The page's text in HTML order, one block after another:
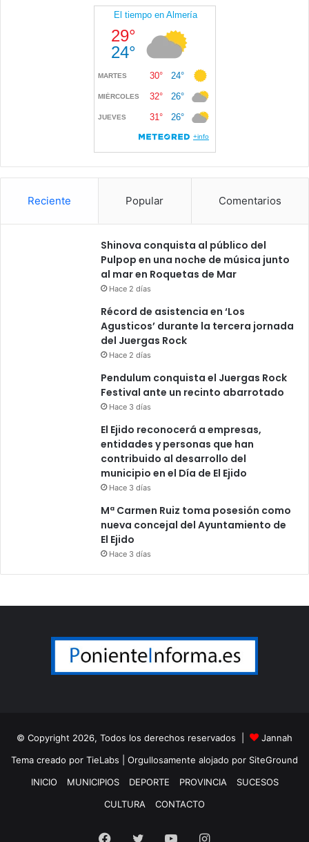
Reciente Popular Comentarios
Shinova conquista al público del
Pulpop en una noche de música junto
al mar en Roquetas de Mar
Hace 2 días
Récord de asistencia en ‘Los
Agusticos’ durante la tercera jornada
del Juergas Rock
Hace 2 días
Pendulum conquista el Juergas Rock
Festival ante un recinto abarrotado
Hace 3 días
El Ejido reconocerá a empresas,
entidades y personas que han
contribuido al desarrollo del
municipio en el Día de El Ejido
Hace 3 días
Mª Carmen Ruiz toma posesión como
nueva concejal del Ayuntamiento de
El Ejido
Hace 3 días
© Copyright 2026, Todos los derechos reservados |
Jannah
Tema creado por TieLabs | Orgullosamente alojado por SiteGround
INICIO
MUNICIPIOS DEPORTE PROVINCIA
SUCESOS
CULTURA
CONTACTO
Facebook
Twitter YouTubeInstagram